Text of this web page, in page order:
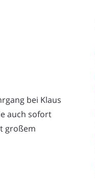
bei Klaus
auch sofort
großem